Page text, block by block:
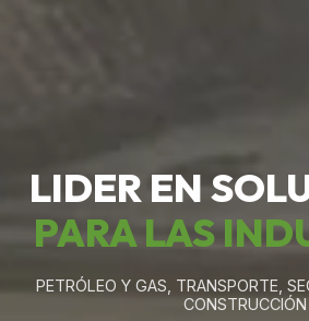
LIDER EN
PARA LAS
PETRÓLEO Y GAS, TRANSPORTE,
CONSTRUCCIÓN